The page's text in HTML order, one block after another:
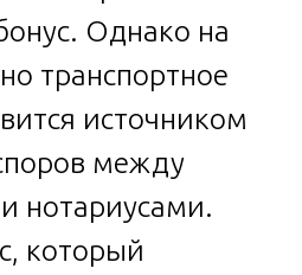
Однако на
транспортное
источником
между
нотариусами.
который